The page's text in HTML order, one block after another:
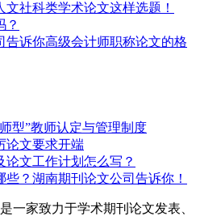
社科类学术论文这样选题！
？
告诉你高级会计师职称论文的格
型”教师认定与管理制度
论文要求开端
文工作计划怎么写？
？湖南期刊论文公司告诉你！
一家致力于学术期刊论文发表、